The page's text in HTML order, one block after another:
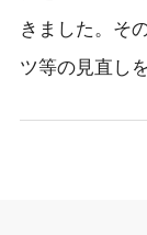
きました。そ
ツ等の見直し